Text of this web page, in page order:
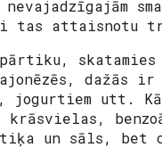
nevajadzīgajām
tas attaisnotu
jogurtiem utt.
un sāls,